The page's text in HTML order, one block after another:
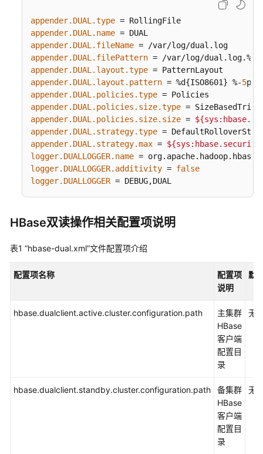
处
理
BulkLoad
和
Put
应
用
场
景
有
哪
些
install
译
建
败
artifact
appender.DUAL.type
appender.DUAL.name
appender.DUAL.fileName
appender.DUAL.filePattern
appender.DUAL.layout.type
appender.DUAL.layout.pattern = %d{ISO8601} %-5p
appender.DUAL.policies.type
appender.DUAL.policies.size.type
appender.DUAL.policies.size.size =
appender.DUAL.strategy.type
appender.DUAL.strategy.max =
logger.DUALLOGGER.name
logger.DUALLOGGER.additivity = false
logger.DUALLOGGER = DEBUG,DUAL
HBase双读操作相关配置项说明
表1 “hbase-dual.xml”文件配置项介绍
配置项名称
配置项
说明
默
hbase.dualclient.active.cluster.configuration.path
主集群
HBase
客户端
配置目
录
无
hbase.dualclient.standby.cluster.configuration.path
备集群
HBase
客户端
配置目
录
无